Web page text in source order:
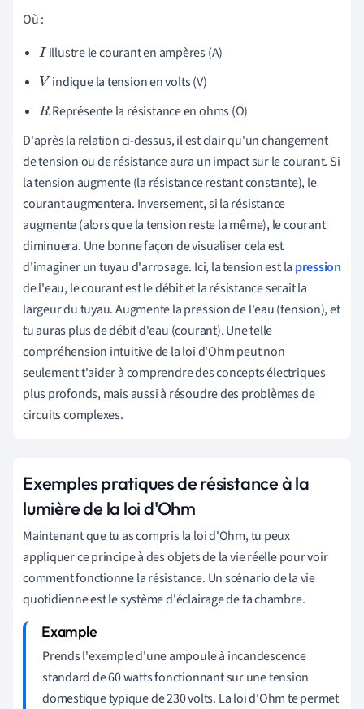
Où :
I illustre le courant en ampères (A)
V indique la tension en volts (V)
R Représente la résistance en ohms (Ω)
D'après la relation ci-dessus, il est clair qu'un changement
de tension ou de résistance aura un impact sur le courant. Si
la tension augmente (la résistance restant constante), le
courant augmentera. Inversement, si la résistance
augmente (alors que la tension reste la même), le courant
diminuera. Une bonne façon de visualiser cela est
d'imaginer un tuyau d'arrosage. Ici, la tension est la pression
de l'eau, le courant est le débit et la résistance serait la
largeur du tuyau. Augmente la pression de l'eau (tension), et
tu auras plus de débit d'eau (courant). Une telle
compréhension intuitive de la loi d'Ohm peut non
seulement t'aider à comprendre des concepts électriques
plus profonds, mais aussi à résoudre des problèmes de
circuits complexes.
Exemples pratiques de résistance à la
lumière de la loi d'Ohm
Maintenant que tu as compris la loi d'Ohm, tu peux
appliquer ce principe à des objets de la vie réelle pour voir
comment fonctionne la résistance. Un scénario de la vie
quotidienne est le système d'éclairage de ta chambre.
Prends l'exemple d'une ampoule à incandescence
standard de 60 watts fonctionnant sur une tension
domestique typique de 230 volts. La loi d'Ohm te permet